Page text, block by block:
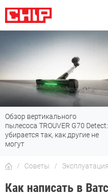
Обзор вертикального
пылесоса TROUVER G70 Detect:
убирается так, как другие не
могут
Советы Эксплуатация
Как написать в